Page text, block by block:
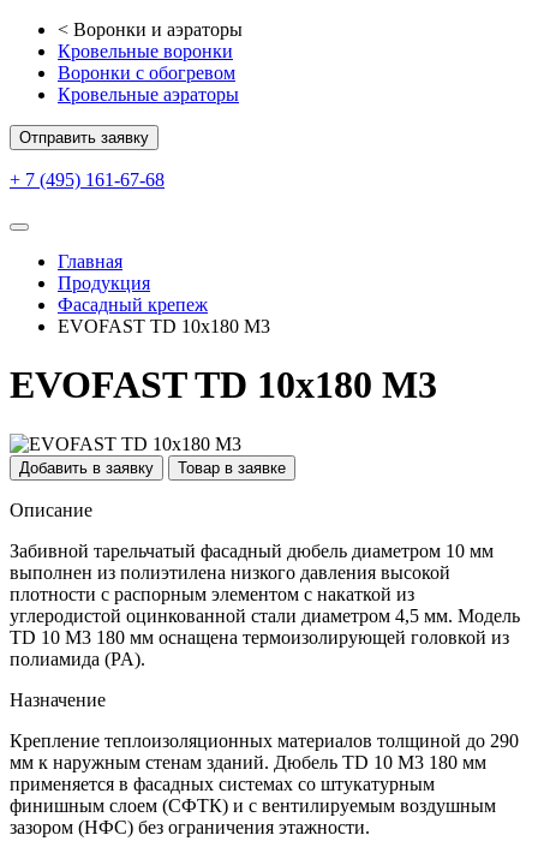
< Воронки и аэраторы
Кровельные воронки
Воронки с обогревом
Кровельные аэраторы
Отправить заявку
+ 7 (495) 161-67-68
Главная
Продукция
Фасадный крепеж
EVOFAST TD 10х180 М3
EVOFAST TD 10х180 М3
Добавить в заявку Товар в заявке
Описание
Забивной тарельчатый фасадный дюбель диаметром 10 мм
выполнен из полиэтилена низкого давления высокой
плотности с распорным элементом с накаткой из
углеродистой оцинкованной стали диаметром 4,5 мм. Модель
TD 10 M3 180 мм оснащена термоизолирующей головкой из
полиамида (PA).
Назначение
Крепление теплоизоляционных материалов толщиной до 290
мм к наружным стенам зданий. Дюбель TD 10 M3 180 мм
применяется в фасадных системах со штукатурным
финишным слоем (СФТК) и с вентилируемым воздушным
зазором (НФС) без ограничения этажности.